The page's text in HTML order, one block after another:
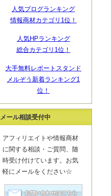
人気ブログランキング
情報商材カテゴリ1位！
人気HPランキング
総合カテゴリ1位！
大手無料レポートスタンド
メルぞう新着ランキング1
位！
メール相談受付中
アフィリエイトや情報商材
に関する相談・ご質問、随
時受け付けています。お気
軽にメールをください☆